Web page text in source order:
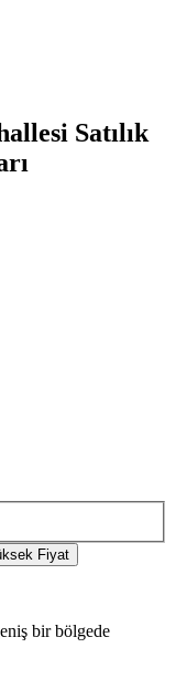
Satılık
Fiyat
bir bölgede